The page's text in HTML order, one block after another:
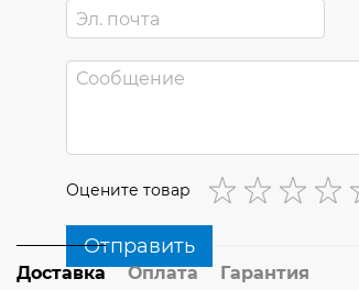
Оцените товар
Отправить
Доставка Оплата Гарантия